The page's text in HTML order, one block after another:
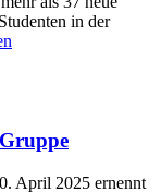
in der
April 2025 ernennt